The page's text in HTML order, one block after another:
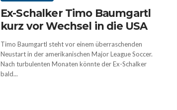
Ex-Schalker Timo Baumgartl
kurz vor Wechsel in die USA
Timo Baumgartl steht vor einem überraschenden
Neustart in der amerikanischen Major League Soccer.
Nach turbulenten Monaten könnte der Ex-Schalker
bald...